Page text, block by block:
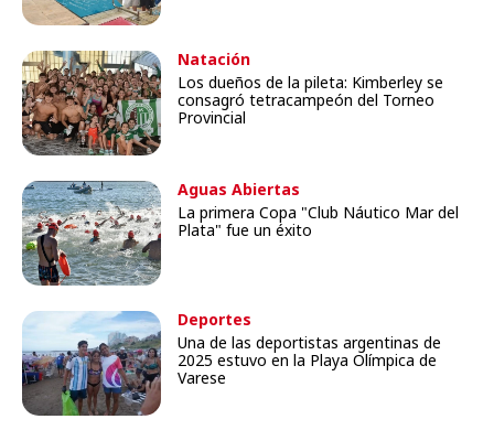
Natación
Los dueños de la pileta: Kimberley se
consagró tetracampeón del Torneo
Provincial
Aguas Abiertas
La primera Copa "Club Náutico Mar del
Plata" fue un éxito
Deportes
Una de las deportistas argentinas de
2025 estuvo en la Playa Olímpica de
Varese